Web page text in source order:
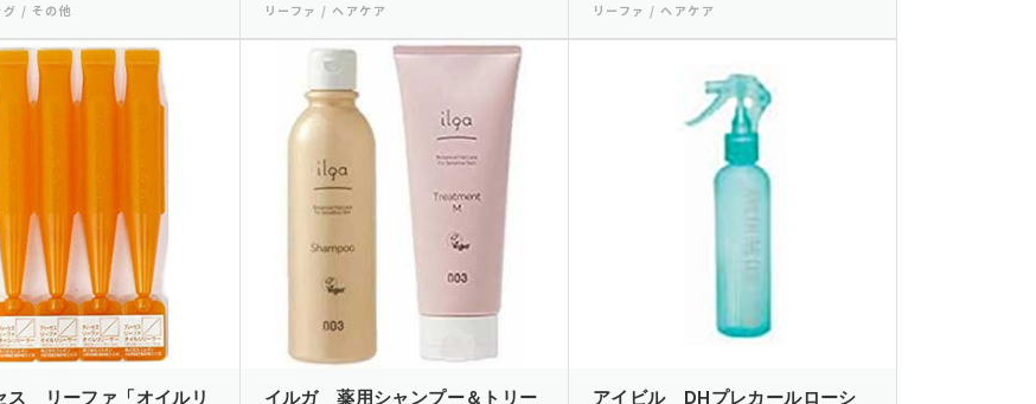
グ / その他 リーファ / ヘアケア リーファ / ヘアケア
ス リーファ「オイルリ
イルガ 薬用シャンプー＆トリー
アイビル DHプレカールローシ